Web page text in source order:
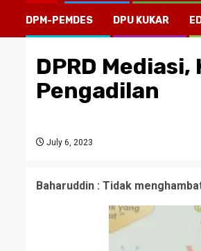
DPM-PEMDES DPU KUKAR
DPRD
Pengadilan
July 6, 2023
Baharuddin : Tidak